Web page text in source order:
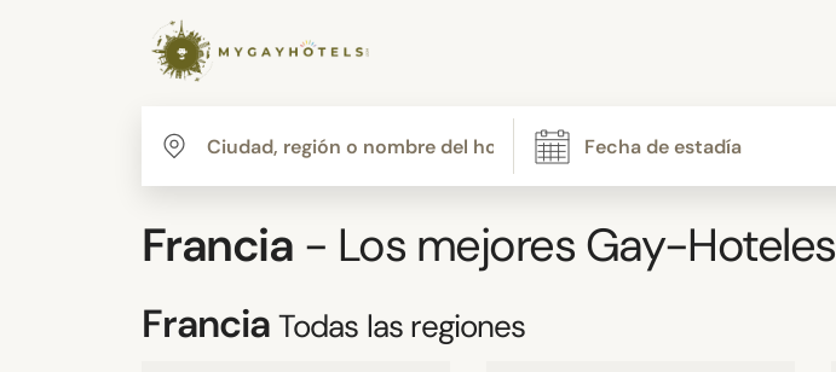
Francia - Los mejores Gay-Hoteles
FranciaTodas las regiones